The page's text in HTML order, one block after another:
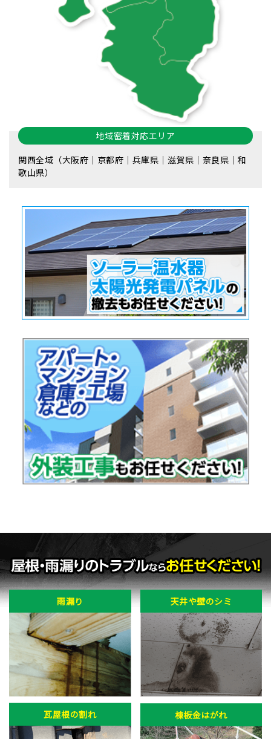
地域密着対応エリア
関西全域（大阪府｜京都府｜兵庫県｜滋賀県｜奈良県｜和
歌山県）
雨漏り 天井や壁のシミ
瓦屋根の割れ 棟板金はがれ